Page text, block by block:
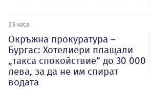
23 часа
Окръжна прокуратура –
Бургас: Хотелиери плащали
„такса спокойствие“ до 30 000
лева, за да не им спират
водата